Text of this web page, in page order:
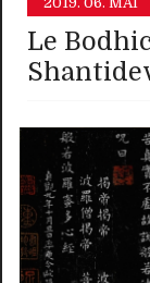
Le